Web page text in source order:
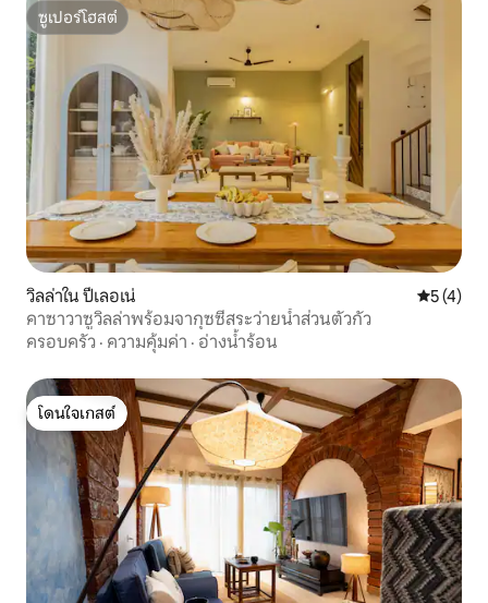
ซูเปอร์โฮสต์
ซูเปอร์โฮสต์
วิลล่าใน ปีเลอเน่ คะแนนเฉ
5 (4)
คาซาวาซูวิลล่าพร้อมจากุซซี่สระว่ายน้ำส่วนตัวกัว
ครอบครัว · ความคุ้มค่า · อ่างน้ำร้อน
โดนใจเกสต์
โดนใจเกสต์